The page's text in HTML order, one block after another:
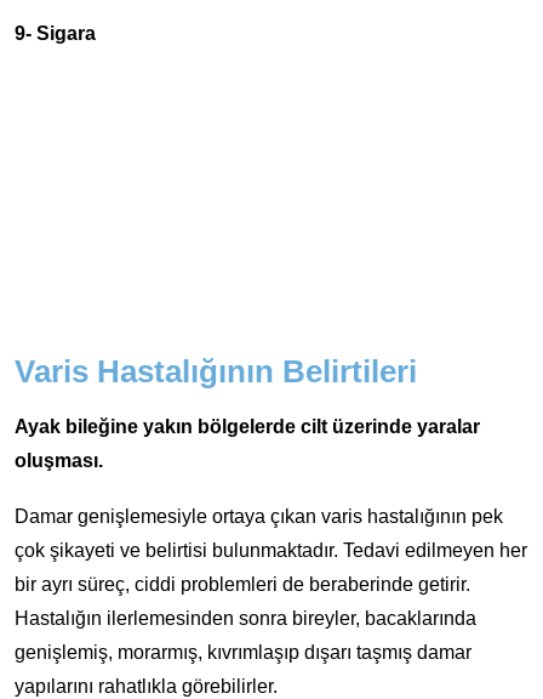
9- Sigara
Varis Hastalığının Belirtileri
Ayak bileğine yakın bölgelerde cilt üzerinde yaralar
oluşması.
Damar genişlemesiyle ortaya çıkan varis hastalığının pek
çok şikayeti ve belirtisi bulunmaktadır. Tedavi edilmeyen her
bir ayrı süreç, ciddi problemleri de beraberinde getirir.
Hastalığın ilerlemesinden sonra bireyler, bacaklarında
genişlemiş, morarmış, kıvrımlaşıp dışarı taşmış damar
yapılarını rahatlıkla görebilirler.